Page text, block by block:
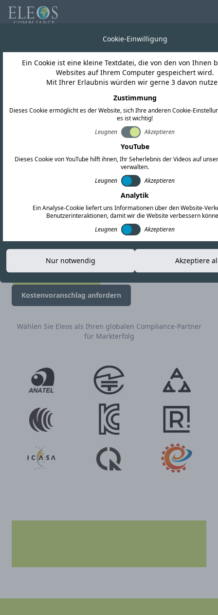
COMPLIANCE-DIENSTLEISTUNGEN
Internationale RF-
Zertifizierung
Eleos Compliance bietet einen schnellen und
kostengünstigen Service durch erfahrene
Regulierungsexperten. Wir arbeiten effizient,
um Ihre Termine einzuhalten, und bieten klare
Kommunikation und kompetentes
Management während Ihres gesamten HF-
Zertifizierungsprojekts.
Kontaktieren Sie uns
Kostenvoranschlag anfordern
Wählen Sie Eleos als Ihren globalen Compliance-Partner
für Markterfolg
Cookie-Einwilligung
Ein Cookie ist eine kleine Textdatei, die von den von Ihnen
Websites auf Ihrem Computer gespeichert wird.
Mit Ihrer Erlaubnis würden wir gerne 3 davon
Zustimmung
Dieses Cookie ermöglicht es der Website, sich Ihre anderen Cookie-
es ist wichtig!
Leugnen
Akzeptieren
YouTube
Dieses Cookie von YouTube hilft ihnen, Ihr Seherlebnis der Videos auf
verwalten.
Leugnen
Akzeptieren
Analytik
Ein Analyse-Cookie liefert uns Informationen über den Website-
Benutzerinteraktionen, damit wir die Website verbessern
Leugnen
Akzeptieren
Nur notwendig Akzeptiere